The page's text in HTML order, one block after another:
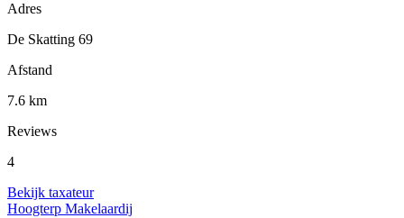
Adres
De Skatting 69
Afstand
7.6 km
Reviews
4
Bekijk taxateur
Hoogterp Makelaardij